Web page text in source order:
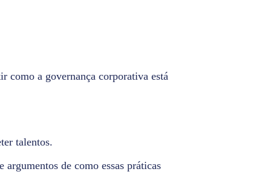
como a governança corporativa está
talentos.
de como essas práticas